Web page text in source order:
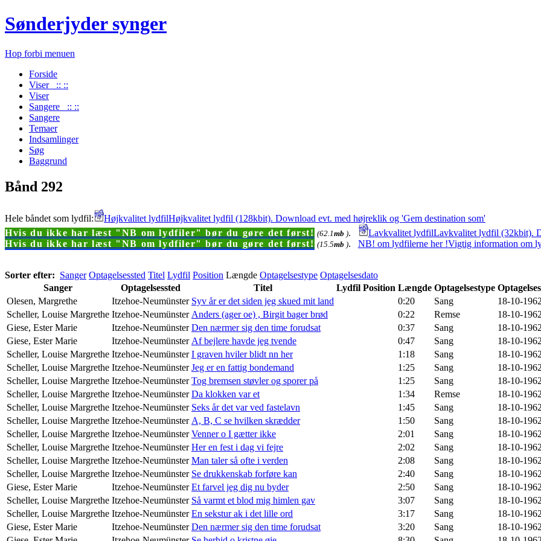
Sønderjyder synger
Hop forbi menuen
Forside
Viser :: ::
Viser
Sangere :: ::
Sangere
Temaer
Indsamlinger
Søg
Baggrund
Bånd 292
Hele båndet som lydfil: Højkvalitet lydfilHøjkvalitet lydfil (128kbit). Download evt. med højreklik og 'Gem destination som'
Hvis du ikke har læst "NB om lydfiler" bør du gøre det først! (62.1mb ). Lavkvalitet lydfilLavkvalitet lydfil (32kbit).
Hvis du ikke har læst "NB om lydfiler" bør du gøre det først! (15.5mb ). NB! om lydfilerne her !Vigtig information om
Sorter efter: Sanger Optagelsessted Titel Lydfil Position Længde Optagelsestype Optagelsesdato
Sanger
Optagelsessted Titel Lydfil Position Længde Optagelsestype
Olesen, Margrethe
Itzehoe-Neumünster Syv år er det siden jeg skued mit land 0:20 Sang
18-10-1962
Scheller, Louise Margrethe Itzehoe-Neumünster Anders (ager oe) , Birgit bager brød 0:22 Remse
18-10-1962
Giese, Ester Marie
Itzehoe-Neumünster Den nærmer sig den time forudsat 0:37 Sang
18-10-1962
Giese, Ester Marie
Itzehoe-Neumünster Af bejlere havde jeg tvende 0:47 Sang
18-10-1962
Scheller, Louise Margrethe Itzehoe-Neumünster I graven hviler blidt nn her 1:18 Sang
18-10-1962
Scheller, Louise Margrethe Itzehoe-Neumünster Jeg er en fattig bondemand 1:25 Sang
18-10-1962
Scheller, Louise Margrethe Itzehoe-Neumünster Tog bremsen støvler og sporer på 1:25 Sang
18-10-1962
Scheller, Louise Margrethe Itzehoe-Neumünster Da klokken var et 1:34 Remse
18-10-1962
Scheller, Louise Margrethe Itzehoe-Neumünster Seks år det var ved fastelavn 1:45 Sang
18-10-1962
Scheller, Louise Margrethe Itzehoe-Neumünster A, B, C se hvilken skrædder 1:50 Sang
18-10-1962
Scheller, Louise Margrethe Itzehoe-Neumünster Venner o I gætter ikke 2:01 Sang
18-10-1962
Scheller, Louise Margrethe Itzehoe-Neumünster Her en fest i dag vi fejre 2:02 Sang
18-10-1962
Scheller, Louise Margrethe Itzehoe-Neumünster Man taler så ofte i verden 2:08 Sang
18-10-1962
Scheller, Louise Margrethe Itzehoe-Neumünster Se drukkenskab forføre kan 2:40 Sang
18-10-1962
Giese, Ester Marie
Itzehoe-Neumünster Et farvel jeg dig nu byder 2:50 Sang
18-10-1962
Scheller, Louise Margrethe Itzehoe-Neumünster Så varmt et blod mig himlen gav 3:07 Sang
18-10-1962
Scheller, Louise Margrethe Itzehoe-Neumünster En sekstur ak i det lille ord 3:17 Sang
18-10-1962
Giese, Ester Marie
Itzehoe-Neumünster Den nærmer sig den time forudsat 3:20 Sang
18-10-1962